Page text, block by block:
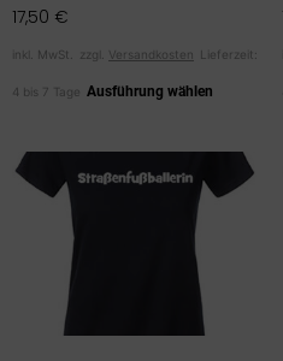
17,50 €
inkl. MwSt. zzgl. Versandkosten Lieferzeit:
4 bis 7 Tage Ausführung wählen